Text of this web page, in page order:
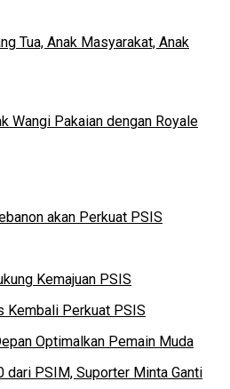
Tua, Anak Masyarakat, Anak
Wangi Pakaian dengan Royale
akan Perkuat PSIS
Kemajuan PSIS
Kembali Perkuat PSIS
Optimalkan Pemain Muda
dari PSIM, Suporter Minta Ganti